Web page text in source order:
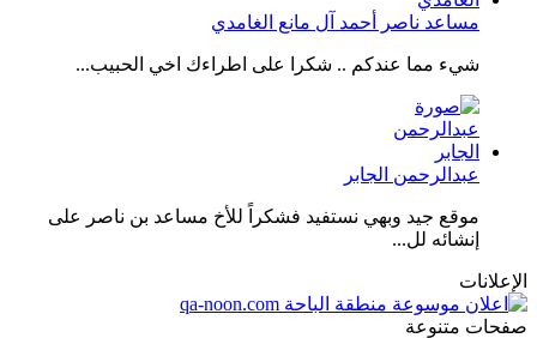
مساعد ناصر أحمد آل مانع الغامدي
شيء مما عندكم .. شكرا على اطراءك اخي الحبيب...
عبدالرحمن الجابر
موقع جيد وبهي نستفيد فشكراً للأخ مساعد بن ناصر على
إنشائه لل...
الإعلانات
صفحات متنوعة